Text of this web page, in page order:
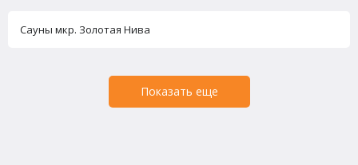
Сауны мкр. Золотая Нива
Показать еще